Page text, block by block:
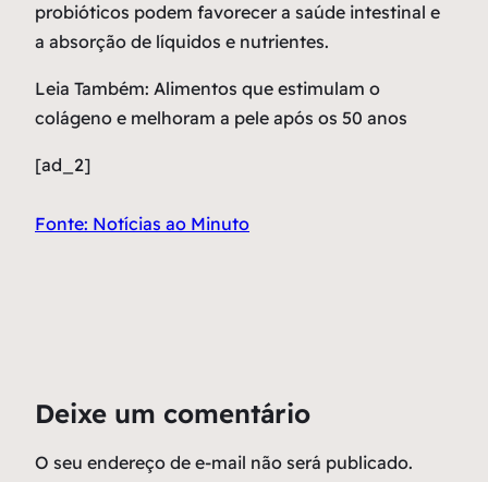
probióticos podem favorecer a saúde intestinal e
a absorção de líquidos e nutrientes.
Leia Também: Alimentos que estimulam o
colágeno e melhoram a pele após os 50 anos
[ad_2]
Fonte: Notícias ao Minuto
Deixe um comentário
O seu endereço de e-mail não será publicado.